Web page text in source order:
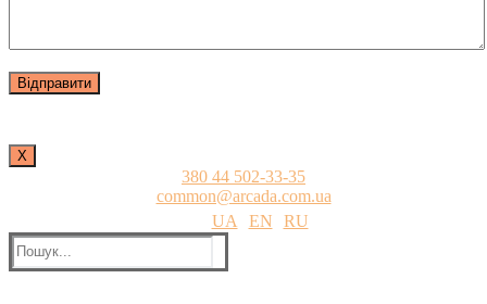
Х
380 44 502-33-35
common@arcada.com.ua
UA
EN
RU
Пошук: